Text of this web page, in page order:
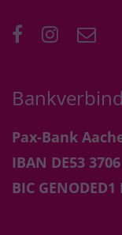
Pax-Bank
IBAN DE53
BIC GENODED1